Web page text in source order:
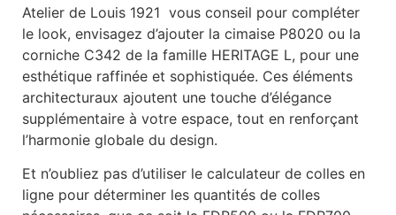
Atelier de Louis 1921 vous conseil pour compléter
le look, envisagez d’ajouter la cimaise P8020 ou la
corniche C342 de la famille HERITAGE L, pour une
esthétique raffinée et sophistiquée. Ces éléments
architecturaux ajoutent une touche d’élégance
supplémentaire à votre espace, tout en renforçant
l’harmonie globale du design.
Et n’oubliez pas d’utiliser le calculateur de colles en
ligne pour déterminer les quantités de colles